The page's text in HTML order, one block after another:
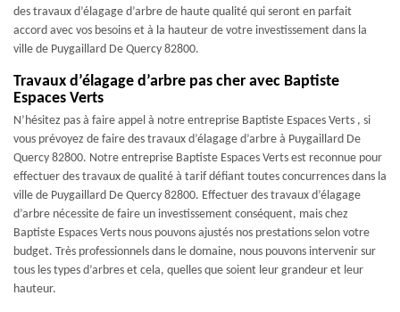
des travaux d’élagage d’arbre de haute qualité qui seront en parfait
accord avec vos besoins et à la hauteur de votre investissement dans la
ville de Puygaillard De Quercy 82800.
Travaux d’élagage d’arbre pas cher avec Baptiste
Espaces Verts
N’hésitez pas à faire appel à notre entreprise Baptiste Espaces Verts , si
vous prévoyez de faire des travaux d’élagage d’arbre à Puygaillard De
Quercy 82800. Notre entreprise Baptiste Espaces Verts est reconnue pour
effectuer des travaux de qualité à tarif défiant toutes concurrences dans la
ville de Puygaillard De Quercy 82800. Effectuer des travaux d’élagage
d’arbre nécessite de faire un investissement conséquent, mais chez
Baptiste Espaces Verts nous pouvons ajustés nos prestations selon votre
budget. Très professionnels dans le domaine, nous pouvons intervenir sur
tous les types d’arbres et cela, quelles que soient leur grandeur et leur
hauteur.